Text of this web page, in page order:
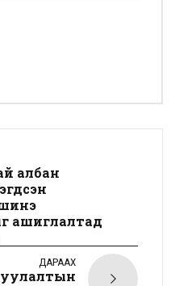
албан
ашиглалтад
ДАРААХ